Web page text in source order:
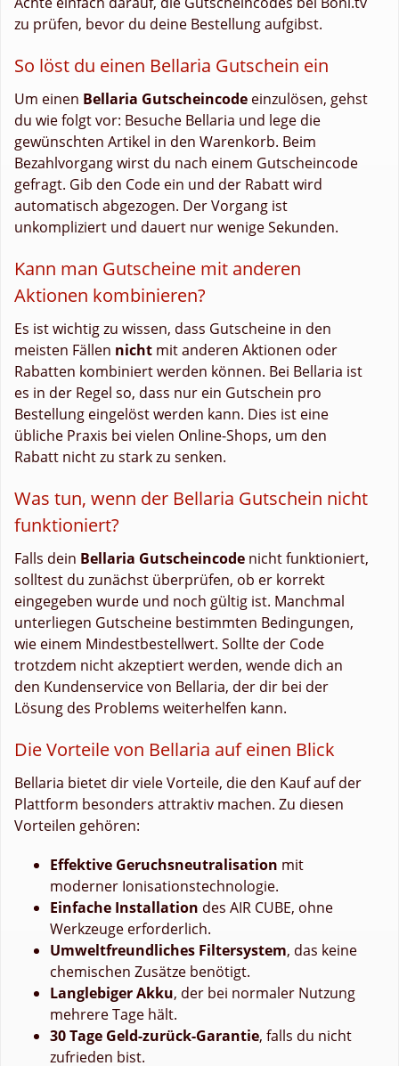
zu prüfen, bevor du deine Bestellung aufgibst.
So löst du einen Bellaria Gutschein ein
Um einen Bellaria Gutscheincode einzulösen, gehst
du wie folgt vor: Besuche Bellaria und lege die
gewünschten Artikel in den Warenkorb. Beim
Bezahlvorgang wirst du nach einem Gutscheincode
gefragt. Gib den Code ein und der Rabatt wird
automatisch abgezogen. Der Vorgang ist
unkompliziert und dauert nur wenige Sekunden.
Kann man Gutscheine mit anderen
Aktionen kombinieren?
Es ist wichtig zu wissen, dass Gutscheine in den
meisten Fällen nicht mit anderen Aktionen oder
Rabatten kombiniert werden können. Bei Bellaria ist
es in der Regel so, dass nur ein Gutschein pro
Bestellung eingelöst werden kann. Dies ist eine
übliche Praxis bei vielen Online-Shops, um den
Rabatt nicht zu stark zu senken.
Was tun, wenn der Bellaria Gutschein nicht
funktioniert?
Falls dein Bellaria Gutscheincode nicht funktioniert,
solltest du zunächst überprüfen, ob er korrekt
eingegeben wurde und noch gültig ist. Manchmal
unterliegen Gutscheine bestimmten Bedingungen,
wie einem Mindestbestellwert. Sollte der Code
trotzdem nicht akzeptiert werden, wende dich an
den Kundenservice von Bellaria, der dir bei der
Lösung des Problems weiterhelfen kann.
Die Vorteile von Bellaria auf einen Blick
Bellaria bietet dir viele Vorteile, die den Kauf auf der
Plattform besonders attraktiv machen. Zu diesen
Vorteilen gehören:
Effektive Geruchsneutralisation mit
moderner Ionisationstechnologie.
Einfache Installation des AIR CUBE, ohne
Werkzeuge erforderlich.
Umweltfreundliches Filtersystem, das keine
chemischen Zusätze benötigt.
Langlebiger Akku, der bei normaler Nutzung
mehrere Tage hält.
30 Tage Geld-zurück-Garantie, falls du nicht
zufrieden bist.